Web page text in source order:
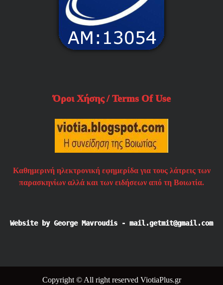
Όροι Χήσης / Terms Of Use
Καθημερινή ηλεκτρονική εφημερίδα για τους λάτρεις των
παρασκηνίων αλλά και των ειδήσεων από τη Βοιωτία.
Website by George Mavroudis - mail.getmit@gmail.com
Copyright © All right reserved ViotiaPlus.gr